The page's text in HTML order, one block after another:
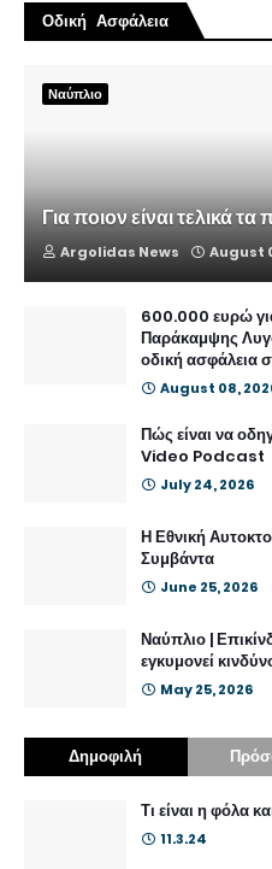
Οδική Ασφάλεια
Ναύπλιο
Για ποιον είναι τελικά
Argolidas News August
600.000 ευρώ
Παράκαμψης
οδική ασφάλεια
August 08,
Πώς είναι να
Video Podcast
July 24, 2026
Η Εθνική
Συμβάντα
June 25, 2026
Ναύπλιο |
εγκυμονεί
May 25, 2026
Δημοφιλή
Τι είναι η φόλα
11.3.24